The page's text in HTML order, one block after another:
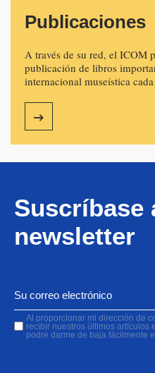
Publicaciones
A través de su red, el ICOM
publicación de libros
internacional museística
Suscríbase
newsletter
Al proporcionar mi dirección de
recibir nuestros últimos artículos
podré darme de baja fácilmente